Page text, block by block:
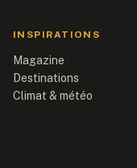
INSPIRATIONS
Magazine
Destinations
Climat & météo